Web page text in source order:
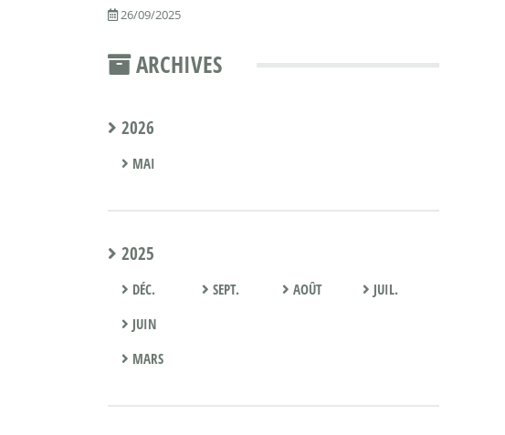
26/09/2025
ARCHIVES
2026
MAI
2025
DÉC. SEPT. AOÛT
JUIL.
JUIN
MARS